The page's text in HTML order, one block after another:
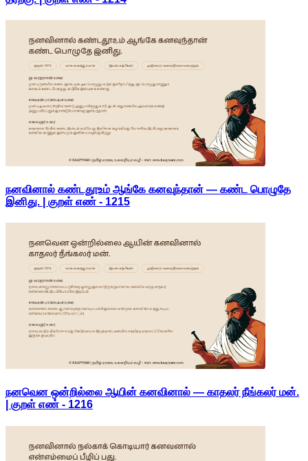
நனவினால் கண்டதூஉம் ஆங்கே கனவுந்தான் — கண்ட பொழுதே
இனிது. | குறள் எண் - 1215
நனவென ஒன்றில்லை ஆயின் கனவினால் — காதலர் நீங்கலர் மன்.
| குறள் எண் - 1216